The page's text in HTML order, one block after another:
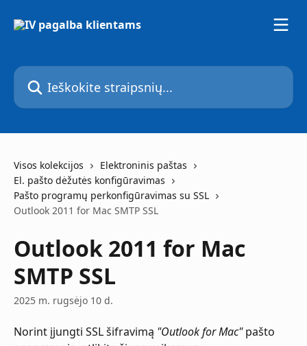
Ieškokite straipsnių...
Visos kolekcijos
Elektroninis paštas
El. pašto dėžutės konfigūravimas
Pašto programų perkonfigūravimas su SSL
Outlook 2011 for Mac SMTP SSL
Outlook 2011 for Mac
SMTP SSL
2025 m. rugsėjo 10 d.
Norint įjungti SSL šifravimą "Outlook for Mac" pašto